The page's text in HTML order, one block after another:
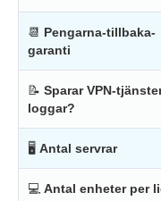
📆 Pengarna-tillbaka-
garanti
📝 Sparar VPN-
loggar?
🖥 Antal servrar
💻 Antal enheter per